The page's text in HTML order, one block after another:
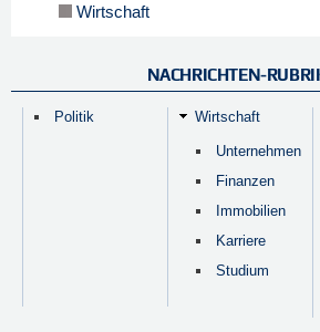
Wirtschaft
NACHRICHTEN-
Politik Wirtschaft
Unternehmen
Finanzen
Immobilien
Karriere
Studium